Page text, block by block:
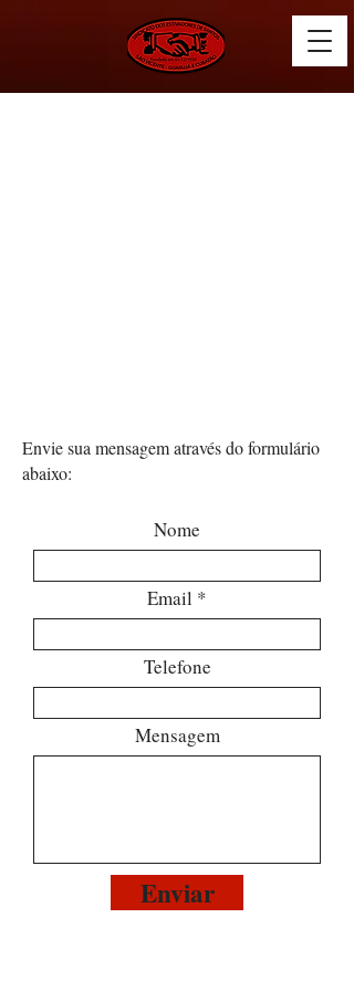
Envie sua mensagem através do formulário
abaixo:
Nome
Email
Telefone
Mensagem
Enviar